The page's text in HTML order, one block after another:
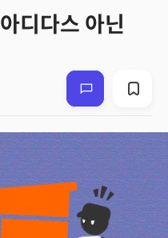
디다스 아닌